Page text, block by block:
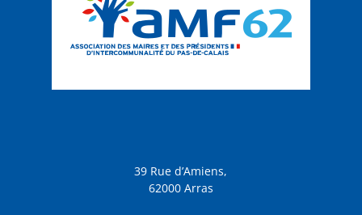
39 Rue d’Amiens,
62000 Arras